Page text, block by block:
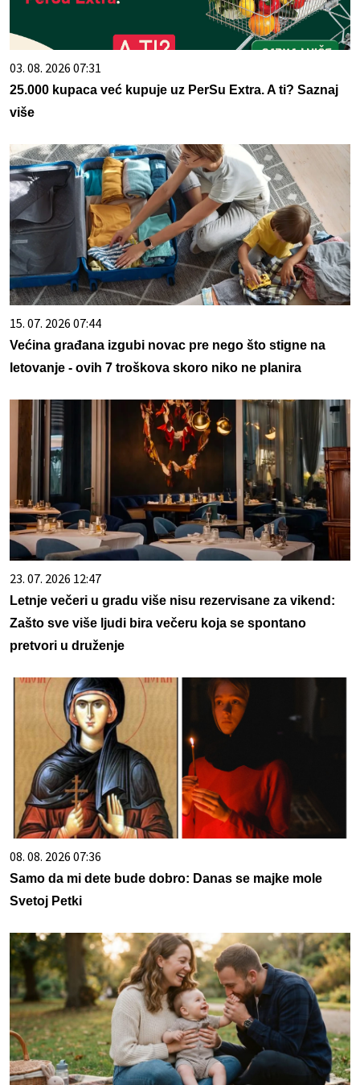
03. 08. 2026 07:31
25.000 kupaca već kupuje uz PerSu Extra. A ti? Saznaj
više
15. 07. 2026 07:44
Većina građana izgubi novac pre nego što stigne na
letovanje - ovih 7 troškova skoro niko ne planira
23. 07. 2026 12:47
Letnje večeri u gradu više nisu rezervisane za vikend:
Zašto sve više ljudi bira večeru koja se spontano
pretvori u druženje
08. 08. 2026 07:36
Samo da mi dete bude dobro: Danas se majke mole
Svetoj Petki